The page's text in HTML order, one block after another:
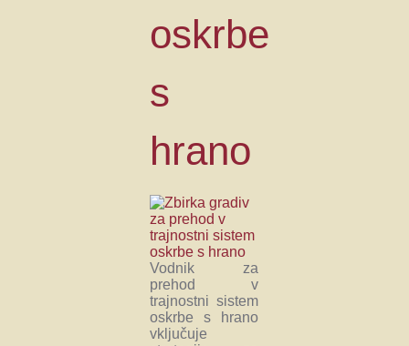
oskrbe
s
hrano
Vodnik za
prehod v
trajnostni sistem
oskrbe s hrano
vključuje